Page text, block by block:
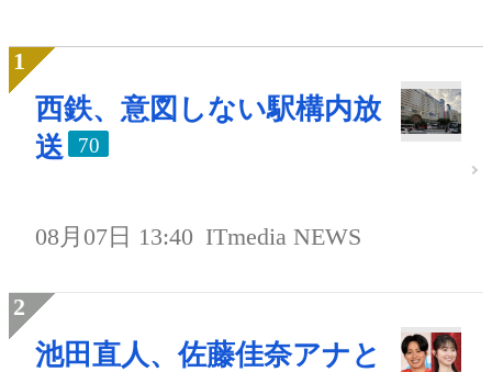
西鉄、意図しない駅構内放
送
70
08月07日 13:40 ITmedia NEWS
池田直人、佐藤佳奈アナと